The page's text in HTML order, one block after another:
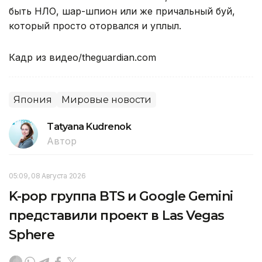
быть НЛО, шар-шпион или же причальный буй,
который просто оторвался и уплыл.
Кадр из видео/theguardian.com
Япония Мировые новости
Tatyana Kudrenok
Автор
05:09, 08 Августа 2026
K-pop группа BTS и Google Gemini
представили проект в Las Vegas
Sphere